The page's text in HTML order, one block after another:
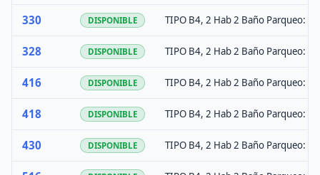
330 DISPONIBLE TIPO B4, 2 Hab 2 Baño Parqueo:
328 DISPONIBLE TIPO B4, 2 Hab 2 Baño Parqueo:
416 DISPONIBLE TIPO B4, 2 Hab 2 Baño Parqueo:
418 DISPONIBLE TIPO B4, 2 Hab 2 Baño Parqueo:
430 DISPONIBLE TIPO B4, 2 Hab 2 Baño Parqueo: